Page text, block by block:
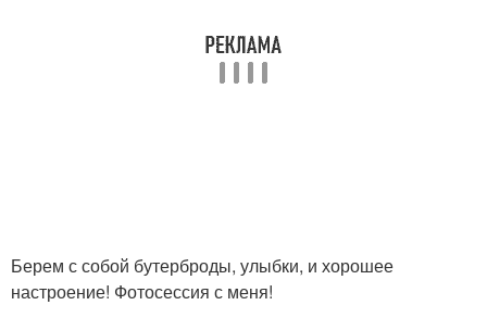
Берем с собой бутерброды, улыбки, и хорошее
настроение! Фотосессия с меня!